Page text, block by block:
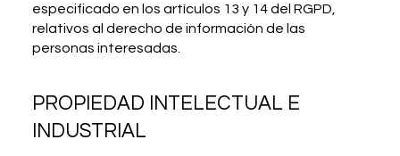
especificado en los artículos 13 y 14 del RGPD,
relativos al derecho de información de las
personas interesadas.
PROPIEDAD INTELECTUAL E
INDUSTRIAL